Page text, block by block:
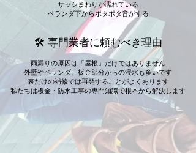
サッシまわりが濡れている
ベランダ下からポタポタ音がする
🛠 専門業者に頼むべき理由
雨漏りの原因は「屋根」だけではありません
外壁やベランダ、板金部分からの浸水も多いです
表だけの補修では再発することがよくあります
私たちは板金・防水工事の専門知識で根本から解決します